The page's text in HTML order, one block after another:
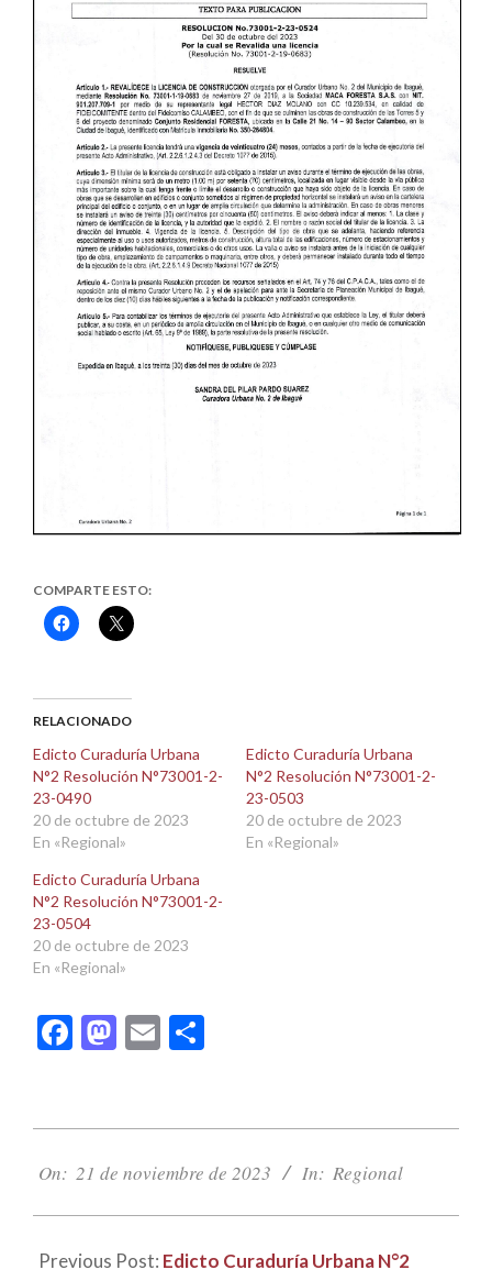
COMPARTE ESTO:
Haz
clic
(Se
abre
una
ventana
nueva)
Haz
clic
(Se
abre
una
ventana
nueva)
RELACIONADO
Edicto Curaduría Urbana
N°2 Resolución N°73001-2-
23-0490
20 de octubre de 2023
En «Regional»
Edicto Curaduría Urbana
N°2 Resolución N°73001-2-
23-0503
20 de octubre de 2023
En «Regional»
Edicto Curaduría Urbana
N°2 Resolución N°73001-2-
23-0504
20 de octubre de 2023
En «Regional»
Facebook
Mastodon
Email
11-
On: 21 de noviembre de 2023 In: Regional
Previous Post: Edicto Curaduría Urbana N°2